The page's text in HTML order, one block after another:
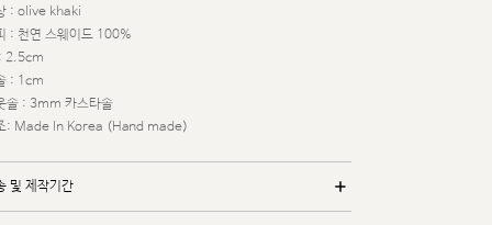
: olive khaki
: 천연 스웨이드 100%
2.5cm
: 1cm
솔 : 3mm 카스타솔
: Made In Korea (Hand made)
및 제작기간